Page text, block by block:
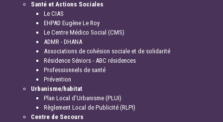
Santé et Actions Sociales
Le CIAS
EHPAD Eugène Le Roy
Le Centre Médico Social (CMS)
ADMR - DHANA
Associations de cohésion sociale et de solidarité
Résidence Séniors - ABC résidences
Professionnels de santé
Prévention
Urbanisme/habitat
Plan Local d'Urbanisme (PLUI)
Règlement Local de Publicité (RLPI)
Centre de Secours